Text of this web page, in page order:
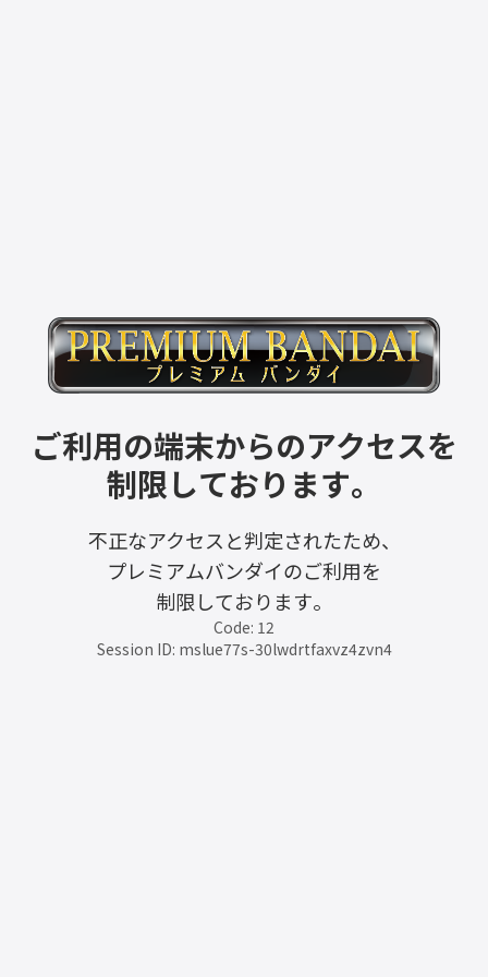
ご利用の端末からのアクセスを
制限しております。
不正なアクセスと判定されたため、
プレミアムバンダイのご利用を
制限しております。
Code: 12
Session ID: mslue77s-30lwdrtfaxvz4zvn4